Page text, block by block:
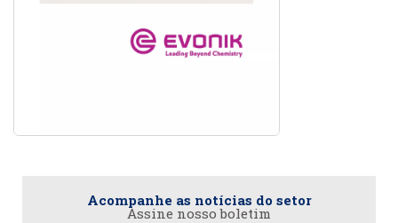
Acompanhe as notícias do setor
Assine nosso boletim